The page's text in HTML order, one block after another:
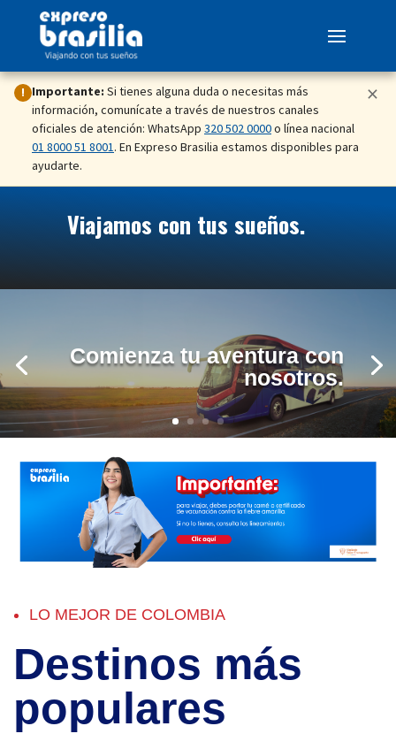
! Importante: Si tienes alguna duda o necesitas más
información, comunícate a través de nuestros canales
oficiales de atención: WhatsApp 320 502 0000o línea nacional
01 8000 51 8001. En Expreso Brasilia estamos disponibles para
ayudarte.
×
Viajamos con tus sueños.
Comienza tu aventura con
nosotros.
LO MEJOR DE COLOMBIA
Destinos más
populares